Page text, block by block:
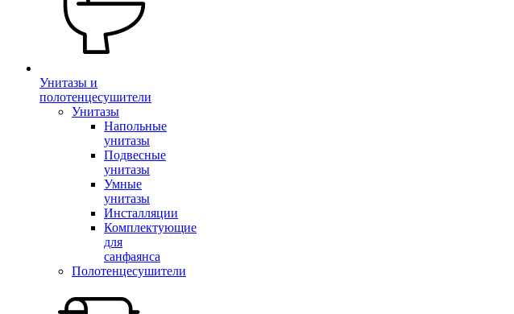
Унитазы и
полотенцесушители
Унитазы
Напольные
унитазы
Подвесные
унитазы
Умные
унитазы
Инсталляции
Комплектующие
для
санфаянса
Полотенцесушители